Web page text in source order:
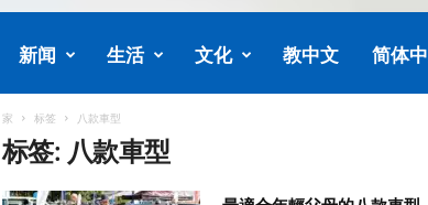
新闻 生活 文化 教中文 简体
家 标签 八款車型
标签: 八款車型